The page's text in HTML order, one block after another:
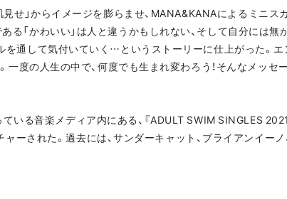
見せ」からイメージを膨らませ、MANA&KANAによるミニス
「かわいい」は人と違うかもしれない、そして自分には無
を通して気付いていく…というストーリーに仕上がった。エ
度の人生の中で、何度でも生まれ変わろう！そんなメッセ
いる音楽メディア内にある、『ADULT SWIM SINGLES 2021
ャーされた。過去には、サンダーキャット、ブライアンイー